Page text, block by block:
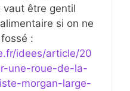
vaut être gentil
si on ne
:
idees/article/20
une-roue-de-la-
morgan-large-